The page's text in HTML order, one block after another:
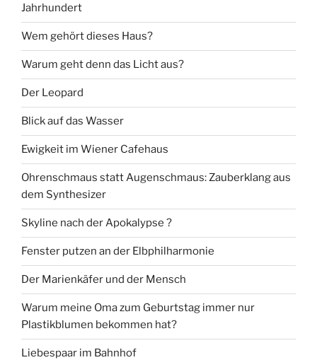
Jahrhundert
Wem gehört dieses Haus?
Warum geht denn das Licht aus?
Der Leopard
Blick auf das Wasser
Ewigkeit im Wiener Cafehaus
Ohrenschmaus statt Augenschmaus: Zauberklang aus
dem Synthesizer
Skyline nach der Apokalypse ?
Fenster putzen an der Elbphilharmonie
Der Marienkäfer und der Mensch
Warum meine Oma zum Geburtstag immer nur
Plastikblumen bekommen hat?
Liebespaar im Bahnhof